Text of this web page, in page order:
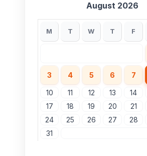
August 2026
M T W T F
3 4 5 6 7
10 11 12 13 14
17
18 19 20 21
24
25 26 27 28
31